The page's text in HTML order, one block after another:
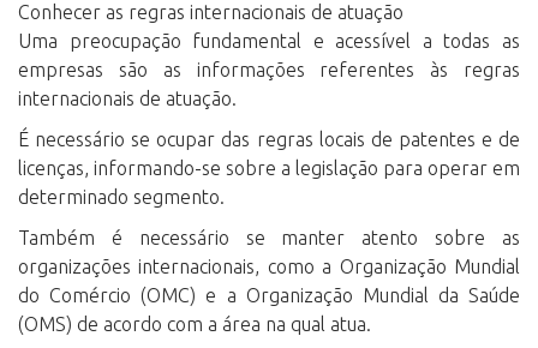
Conhecer as regras internacionais de atuação
Uma preocupação fundamental e acessível a todas as
empresas são as informações referentes às regras
internacionais de atuação.
É necessário se ocupar das regras locais de patentes e de
licenças, informando-se sobre a legislação para operar em
determinado segmento.
Também é necessário se manter atento sobre as
organizações internacionais, como a Organização Mundial
do Comércio (OMC) e a Organização Mundial da Saúde
(OMS) de acordo com a área na qual atua.